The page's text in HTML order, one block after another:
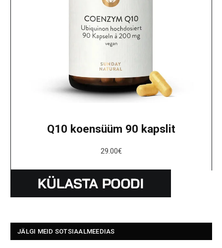
Q10 koensüüm 90 kapslit
29.00€
JÄLGI MEID SOTSIAALMEEDIAS